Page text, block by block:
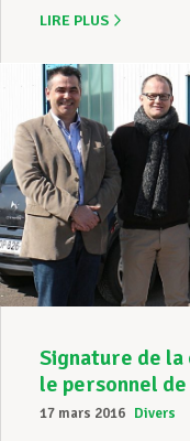
LIRE PLUS
Signature de
le personnel
17 mars 2016 Divers